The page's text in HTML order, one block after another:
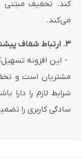
کند. تخفیف مبتنی
می‌کند.
3. ارتباط شفاف پیشنهادها:
- این افزونه
مشتریان است و
شرایط لازم را دارا
سادگی کاربری را